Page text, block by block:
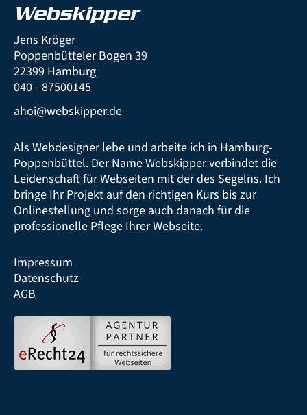
Webskipper
Jens Kröger
Poppenbütteler Bogen 39
22399 Hamburg
040 - 87500145
ahoi@webskipper.de
Als Webdesigner lebe und arbeite ich in Hamburg-
Poppenbüttel. Der Name Webskipper verbindet die
Leidenschaft für Webseiten mit der des Segelns. Ich
bringe Ihr Projekt auf den richtigen Kurs bis zur
Onlinestellung und sorge auch danach für die
professionelle Pflege Ihrer Webseite.
Impressum
Datenschutz
AGB